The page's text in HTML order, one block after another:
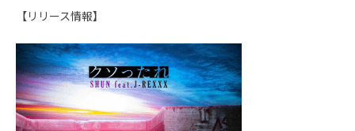
【リリース情報】